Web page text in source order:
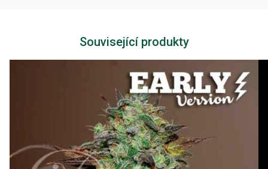
Související produkty